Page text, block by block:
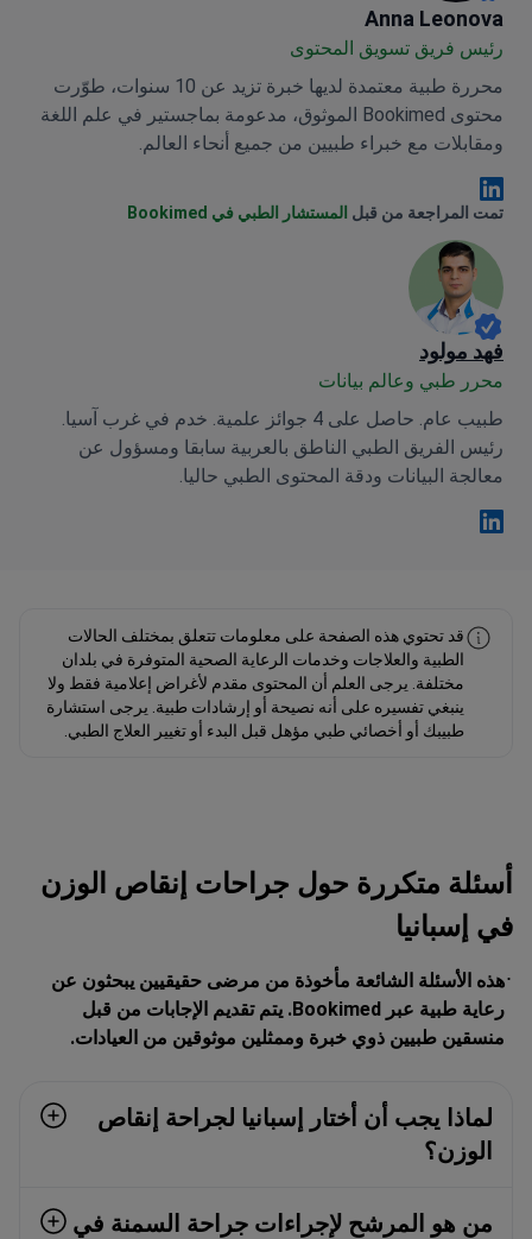
Anna Leonova
Anna Leonova
رئيس فريق تسويق المحتوى
محررة طبية معتمدة لديها خبرة تزيد عن 10 سنوات، طوّرت
محتوى Bookimed الموثوق، مدعومة بماجستير في علم اللغة
ومقابلات مع خبراء طبيين من جميع أنحاء العالم.
Anna Leonova Linkedin
تمت المراجعة من قبل المستشار الطبي في Bookimed
فهد مولود
محرر طبي وعالم بيانات
طبيب عام. حاصل على 4 جوائز علمية. خدم في غرب آسيا.
رئيس الفريق الطبي الناطق بالعربية سابقا ومسؤول عن
معالجة البيانات ودقة المحتوى الطبي حاليا.
قد تحتوي هذه الصفحة على معلومات تتعلق بمختلف الحالات
الطبية والعلاجات وخدمات الرعاية الصحية المتوفرة في بلدان
مختلفة. يرجى العلم أن المحتوى مقدم لأغراض إعلامية فقط ولا
ينبغي تفسيره على أنه نصيحة أو إرشادات طبية. يرجى استشارة
طبيبك أو أخصائي طبي مؤهل قبل البدء أو تغيير العلاج الطبي.
أسئلة متكررة حول جراحات إنقاص الوزن
في إسبانيا
هذه الأسئلة الشائعة مأخوذة من مرضى حقيقيين يبحثون عن
رعاية طبية عبر Bookimed. يتم تقديم الإجابات من قبل
منسقين طبيين ذوي خبرة وممثلين موثوقين من العيادات.
لماذا يجب أن أختار إسبانيا لجراحة إنقاص
الوزن؟
من هو المرشح لإجراءات جراحة السمنة في